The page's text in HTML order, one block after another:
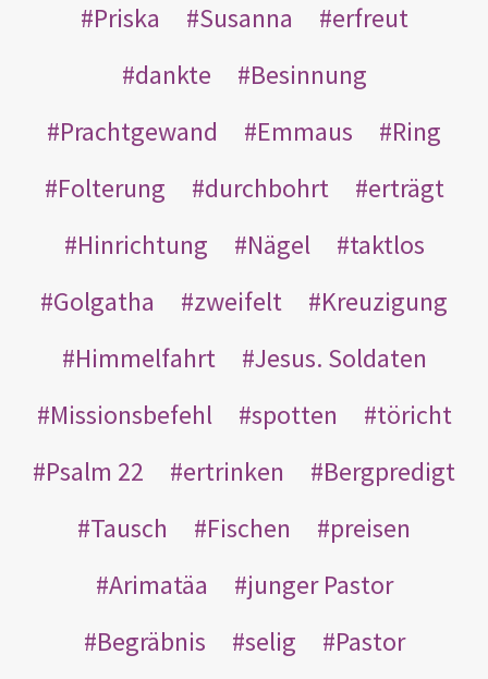
Priska
Susanna
erfreut
dankte
Besinnung
Prachtgewand
Emmaus
Ring
Folterung
durchbohrt
erträgt
Hinrichtung
Nägel
taktlos
Golgatha
zweifelt
Kreuzigung
Himmelfahrt
Jesus. Soldaten
Missionsbefehl
spotten
töricht
Psalm 22
ertrinken
Bergpredigt
Tausch
Fischen
preisen
Arimatäa
junger Pastor
Begräbnis
selig
Pastor